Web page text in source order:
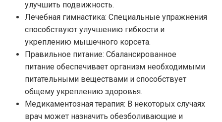
улучшить подвижность.
Лечебная гимнастика: Специальные упражнения
способствуют улучшению гибкости и
укреплению мышечного корсета.
Правильное питание: Сбалансированное
питание обеспечивает организм необходимыми
питательными веществами и способствует
общему укреплению здоровья.
Медикаментозная терапия: В некоторых случаях
врач может назначить обезболивающие и